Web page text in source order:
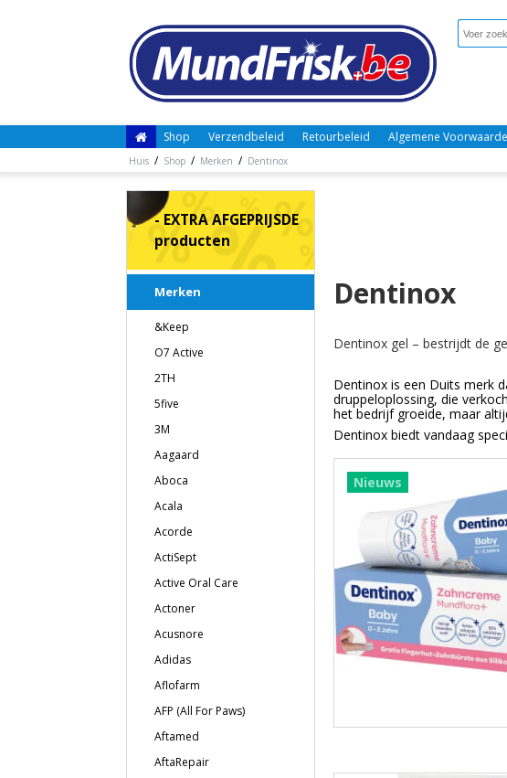
Shop Verzendbeleid Retourbeleid Algemene
Huis / Shop / Merken / Dentinox
- EXTRA AFGEPRIJSDE
producten
Merken
&Keep
O7 Active
2TH
5five
3M
Aagaard
Aboca
Acala
Acorde
ActiSept
Active Oral Care
Actoner
Acusnore
Adidas
Aflofarm
AFP (All For Paws)
Aftamed
AftaRepair
Dentinox
Dentinox gel – bestrijdt de
Dentinox is een Duits merk
druppeloplossing, die
het bedrijf groeide, maar
Dentinox biedt vandaag
Nieuws